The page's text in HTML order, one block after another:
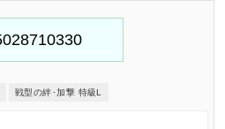
戦型の絆･加撃 特級L